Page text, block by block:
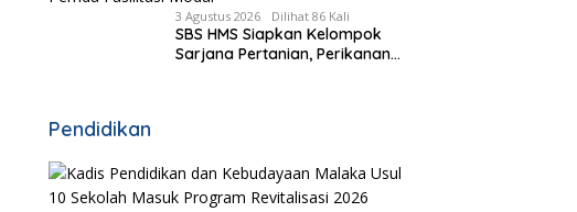
3 Agustus 2026 Dilihat 86 Kali
SBS HMS Siapkan Kelompok
Sarjana Pertanian, Perikanan
Pendidikan